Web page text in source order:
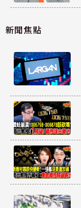
新聞焦點